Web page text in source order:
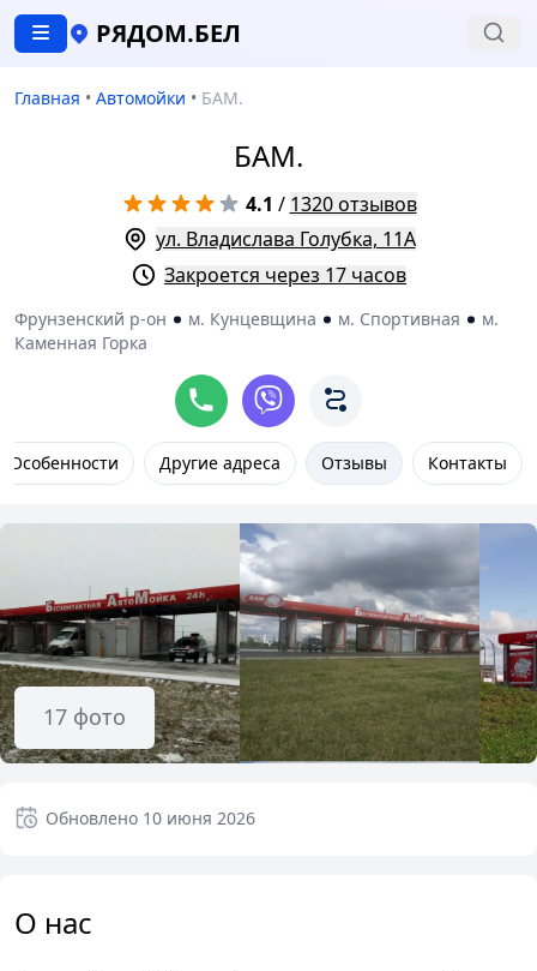
РЯДОМ.БЕЛ
Главная • Автомойки • БАМ.
БАМ.
4.1 / 1320 отзывов
ул. Владислава Голубка, 11А
Закроется через 17 часов
Фрунзенский р-он м. Кунцевщина м. Спортивная
м.
Каменная Горка
Особенности Другие адреса Отзывы Контакты
17 фото
Обновлено 10 июня 2026
О нас